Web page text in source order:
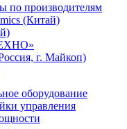
по производителям
(Китай)
г. Майкоп)
оборудование
управления